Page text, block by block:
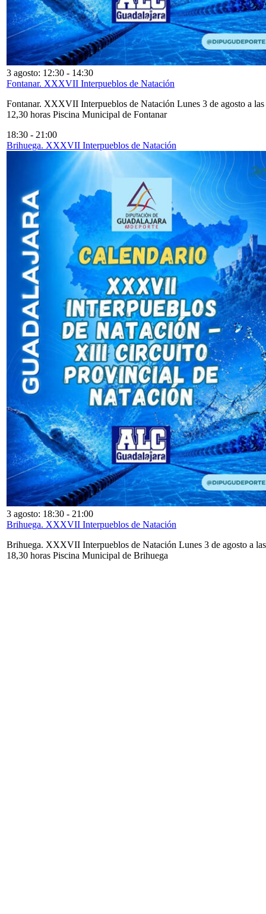
3 agosto: 12:30 - 14:30
Fontanar. XXXVII Interpueblos de Natación
Fontanar. XXXVII Interpueblos de Natación Lunes 3 de agosto a las
12,30 horas Piscina Municipal de Fontanar
18:30 - 21:00
Brihuega. XXXVII Interpueblos de Natación
3 agosto: 18:30 - 21:00
Brihuega. XXXVII Interpueblos de Natación
Brihuega. XXXVII Interpueblos de Natación Lunes 3 de agosto a las
18,30 horas Piscina Municipal de Brihuega